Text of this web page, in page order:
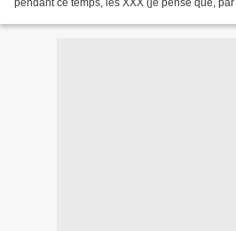
pendant ce temps, les XXX (je pense que,